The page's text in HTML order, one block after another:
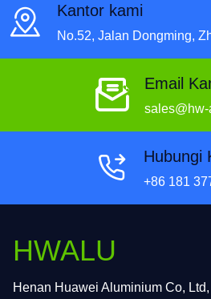
Kantor kami
No.52, Jalan Dongming,
Email
Hubungi
+86 181
HWALU
Henan Huawei Aluminium Co,